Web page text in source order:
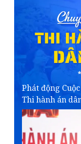
Phát động
Thi hành án